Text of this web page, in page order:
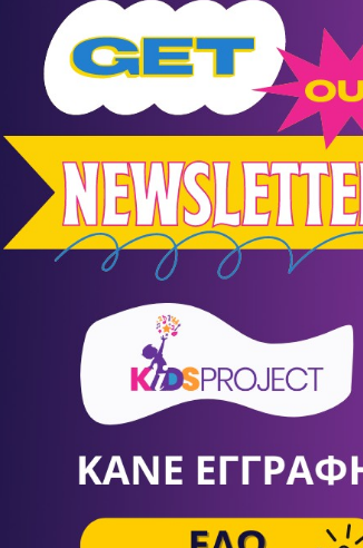
κόσμο που τα περιβάλλει. Το θεατρικό
μέσα από τη φαντασία τους με απώτερο
δραστηριότητες και
των συναισθημάτων του,
και η δημιουργικότητα. Στόχος της
μέσα από τη γνωριμία με τον εαυτό και τον
ΠΡΟΓΡΑΜΜΑ 2021-22